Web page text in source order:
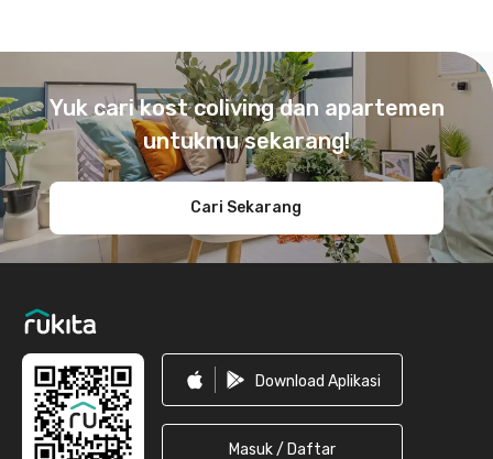
Yuk cari kost coliving dan apartemen
untukmu sekarang!
Cari Sekarang
Download Aplikasi
Masuk / Daftar